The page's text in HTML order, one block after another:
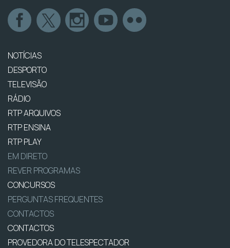
NOTÍCIAS
DESPORTO
TELEVISÃO
RÁDIO
RTP ARQUIVOS
RTP ENSINA
RTP PLAY
EM DIRETO
REVER PROGRAMAS
CONCURSOS
PERGUNTAS FREQUENTES
CONTACTOS
CONTACTOS
PROVEDORA DO TELESPECTADOR